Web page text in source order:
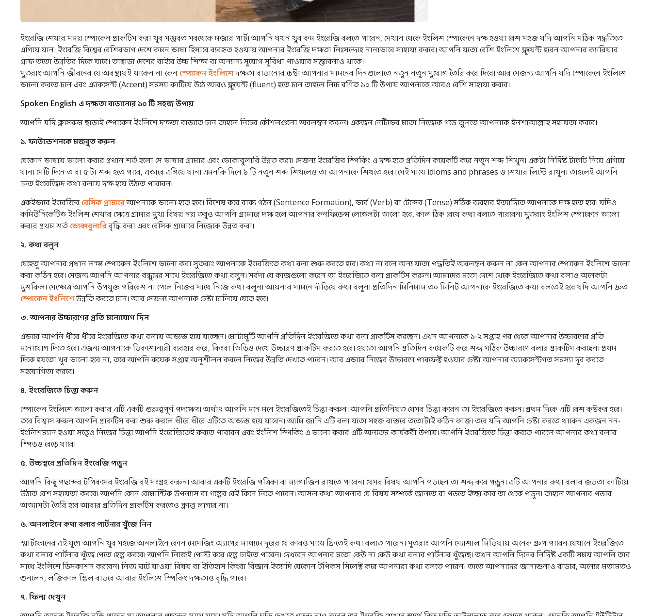
ইংরেজি শেখার সময় স্পোকেন প্রাকটিস করা খুব সম্ভবত সবথেকে মজার পার্ট। আপনি যখন খুব কম ইংরেজি বলতে পারেন, সেখান থেকে ইংলিশ স্পোকেনে দক্ষ হওয়া বেশ সহজ যদি আপনি সঠিক পদ্ধতিতে
এগিয়ে যান। ইংরেজি বিশ্বের বেশিরভাগ দেশে কমন ভাষা হিসাবে ব্যবহৃত হওয়ায় আপনার ইংরেজি দক্ষতা নিঃসন্দেহে নানাভাবে সাহায্য করবে। আপনি যতো বেশি ইংলিশে ফ্লুয়েন্ট হবেন আপনার ক্যারিয়ার
গ্রাফ ততো উন্নতির দিকে যাবে। তাছাড়া দেশের বাইরে উচ্চ শিক্ষা বা অন্যান্য সুযোগ সুবিধা পাওয়ার সম্ভাবনাও থাকে।
সুতরাং আপনি জীবনের যে অবস্থায়ই থাকেন না কেন স্পোকেন ইংলিশেদক্ষতা বাড়ানোর চেষ্টা আপনার সামনের দিনগুলোতে নতুন নতুন সুযোগ তৈরি করে দিবে। আর সেজন্য আপনি যদি স্পোকেনে ইংলিশে
ভালো করতে চান এবং এ্যাকসেন্ট (Accent) সমস্যা কাটিয়ে উঠে আরও ফ্লুয়েন্ট (fluent) হতে চান তাহলে নিচে বর্ণিত ১০ টি উপায় আপনাকে আরও বেশি সাহায্য করবে।
Spoken English এ দক্ষতাবাড়ানোর ১০টিসহজউপায়
আপনি যদি ক্লাসরুম ছাড়াই স্পোকেন ইংলিশে দক্ষতা বাড়াতে চান তাহলে নিচের কৌশলগুলো অবলম্বন করুন। একজন নেটিভের মতো নিজেকে গড়ে তুলতে আপনাকে ইনশাআল্লাহ সহায়তা করবে।
১.ফাউন্ডেশনকেমজবুতকরুন
যেকোন ভাষায় ভালো করার প্রধান শর্ত হলো সে ভাষার গ্রামার এবং ভোকাবুলারি উন্নত করা। সেজন্য ইংরেজির স্পিকিং এ দক্ষ হতে প্রতিদিন কয়েকটি করে নতুন শব্দ শিখুন। একটা নির্দিষ্ট টার্গেট নিয়ে এগিয়ে
যান। সেটি দিনে ৩ বা ৫ টা শব্দ হতে পারে, এভাবে এগিয়ে যান। এমনকি দিনে ১ টি নতুন শব্দ শিখলেও তা আপনাকে শিখতে হবে। সেই সাথে idioms and phrases ও শেখার লিস্টে রাখুন। তাহলেই আপনি
দ্রুত ইংরেজিদে কথা বলায় দক্ষ হয়ে উঠতে পারবেন।
একইভাবে ইংরেজির বেসিক গ্রামারেআপনাকে ভালো হতে হবে। বিশেষ করে বাক্য গঠন (Sentence Formation), ভার্ব (Verb) বা টেন্সের (Tense) সঠিক ব্যবহার ইত্যাদিতে আপনাকে দক্ষ হতে হবে। যদিও
কমিউনিকেটিভ ইংলিশ শেখার ক্ষেত্রে গ্রামার মুখ্য বিষয় নয় তবুও আপনি গ্রামারে দক্ষ হলে আপনার কনফিডেন্স লেভেলটা ভালো হবে, কাল ঠিক রেখে কথা বলতে পারবেন। সুতরাং ইংলিশ স্পোকেনে ভালো
করার প্রথম শর্ত ভোকাবুলারিবৃদ্ধি করা এবং বেসিক গ্রামারে নিজেকে উন্নত করা।
২.কথাবলুন
যেহেতু আপনার প্রধান লক্ষ্য স্পোকেন ইংলিশে ভালো করা সুতরাং আপনাকে ইংরেজিতে কথা বলা শুরু করতে হবে। কথা না বলে অন্য যতো পদ্ধতিই অবলম্বন করুন না কেন আপনার স্পোকেন ইংলিশে ভালো
করা কঠিন হবে। সেজন্য আপনি আপনার বন্ধুদের সাথে ইংরেজিতে কথা বলুন। সর্বদা যে কাজগুলো করেন তা ইংরেজিতে বলা প্রাকটিস করুন। আমাদের মতো দেশে থেকে ইংরেজিতে কথা বলাও অনেকটা
মুশকিল। সেক্ষেত্রে আপনি উপযুক্ত পরিবেশ না পেলে নিজের সাথে নিজে কথা বলুন। আয়নার সামনে দাঁড়িয়ে কথা বলুন। প্রতিদিন মিনিমাম ৩০ মিনিট আপনাকে ইংরেজিতে কথা বলতেই হবে যদি আপনি দ্রুত
স্পোকেন ইংলিশেউন্নতি করতে চান। আর সেজন্য আপনাকে চেষ্টা চালিয়ে যেতে হবে।
৩.আপনারউচ্চারণেরপ্রতিমনোযোগদিন
এভাবে আপনি ধীরে ধীরে ইংরেজিতে কথা বলায় অভ্যস্ত হয়ে যাচ্ছেন। মোটামুটি আপনি প্রতিদিন ইংরেজিতে কথা বলা প্রাকটিস করছেন। এখন আপনাকে ১-২ সপ্তাহ পর থেকে আপনার উচ্চারণের প্রতি
মনোযোগ দিতে হবে। এজন্য আপনাকে ডিকশোনারী ব্যবহার করে, কিংবা ভিডিও দেখে উচ্চারণ প্রাকটিস করতে হবে। হয়তো আপনি প্রতিদিন কয়েকটি করে শব্দ সঠিক উচ্চারণে বলার প্রাকটিস করছেন। প্রথম
দিকে হয়তো খুব ভালো হবে না, তবে আপনি কয়েক সপ্তাহ অনুশীলন করলে নিজের উন্নতি দেখতে পাবেন। আর এভাবে নিজের উচ্চারণে পারফেক্ট হওয়ার চেষ্টা আপনার অ্যাকসেন্টগত সমস্যা দূর করতে
সহযোগিতা করবে।
৪. ইংরেজিতেচিন্তাকরুন
স্পোকেন ইংলিশে ভালো করার এটি একটি গুরুত্বপূর্ণ পদক্ষেপ। অর্থাৎ আপনি মনে মনে ইংরেজিতেই চিন্তা করুন। আপনি প্রতিনিয়ত যেসব চিন্তা করেন তা ইংরেজিতে করুন। প্রথম দিকে এটি বেশ কষ্টকর হবে।
তবে বিশ্বাস করুন আপনি প্রাকটিস করা শুরু করলে ধীরে ধীরে এটিতে অভ্যস্ত হয়ে যাবেন। আমি জানি এটি বলা যতো সহজ বাস্তবে ততোটাই কঠিন কাজ। তবে যদি আপনি চেষ্টা করতে থাকেন একজন নন-
ইংলিশম্যান হওয়া সত্ত্বেও নিজের চিন্তা আপনি ইংরেজিতেই করতে পারবেন এবং ইংলিশ স্পিকিং এ ভালো করার এটি অন্যতম কার্যকরী উপায়। আপনি ইংরেজিতে চিন্তা করতে পারলে আপনার কথা বলার
স্পিডও বেড়ে যাবে।
৫. উচ্চস্বরেপ্রতিদিনইংরেজিপড়ুন
আপনি কিছু পছন্দের টপিকসের ইংরেজি বই সংগ্রহ করুন। আবার একটি ইংরেজি পত্রিকা বা ম্যাগাজিন রাখতে পারেন। যেসব বিষয় আপনি পড়ছেন তা শব্দ করে পড়ুন। এটি আপনার কথা বলার জড়তা কাটিয়ে
উঠতে বেশ সহায়তা করবে। আপনি কোন রোমান্টিক উপন্যাস বা গল্পের বেই কিনে নিতে পারেন। আসল কথা আপনার যে বিষয় সম্পর্কে জানতে বা পড়তে ইচ্ছা করে তা থেকে পড়ুন। তাহলে আপনার পড়ার
অভ্যাসটা তৈরি হবে আবার প্রতিদিন প্রাকটিস করতেও ক্লান্ত লাগবে না।
৬.অনলাইনেকথাবলারপার্টনারখুঁজেনিন
স্মার্টফোনের এই যুগে আপনি খুব সহজে অনলাইনে কোন মেসেজিং অ্যাপের মাধ্যমে দূরের যে কারও সাথে ফ্রিতেই কথা বলতে পারেন। সুতরাং আপনি স্যোশাল মিডিয়ায় অনেক গ্রুপ পাবেন যেখানে ইংরেজিতে
কথা বলার পার্টনার খুঁজে পেতে হেল্প করবে। আপনি নিজেই পোস্ট করে হেল্প চাইতে পারেন। দেখবেন আপনার মতো কেউ না কেউ কথা বলার পার্টনার খুঁজছে। তখন আপনি দিনের নির্দিষ্ট একটি সময় আপনি তার
সাথে ইংলিশে ডিসকাশন করবেন। নিত্য ঘটে যাওয়া বিষয় বা ইতিহাস কিংবা বিজ্ঞান ইত্যাদি যেকোন টপিকস সিলেক্ট করে আপনারা কথা বলতে পারেন। তাতে আপনাদের জানাশুনাও বাড়বে, অন্যের মতামতও
শুনলেন, লজিকাল স্কিল বাড়বে আবার ইংলিশে স্পিকিং দক্ষতাও বৃদ্ধি পাবে।
৭.ফিল্ম দেখুন